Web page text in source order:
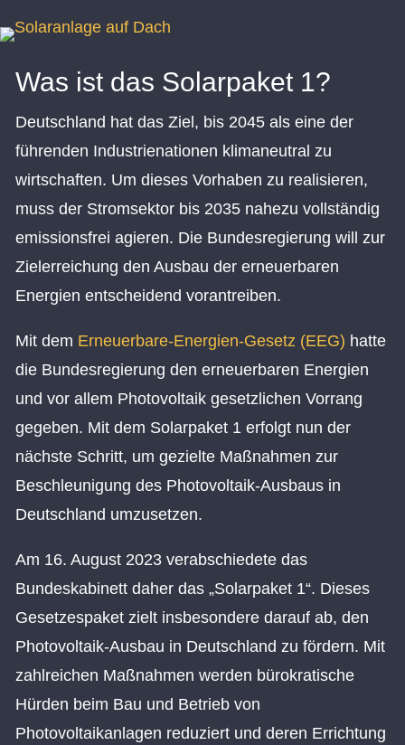
Was ist das Solarpaket 1?
Deutschland hat das Ziel, bis 2045 als eine der
führenden Industrienationen klimaneutral zu
wirtschaften. Um dieses Vorhaben zu realisieren,
muss der Stromsektor bis 2035 nahezu vollständig
emissionsfrei agieren. Die Bundesregierung will zur
Zielerreichung den Ausbau der erneuerbaren
Energien entscheidend vorantreiben.
Mit dem Erneuerbare-Energien-Gesetz (EEG) hatte
die Bundesregierung den erneuerbaren Energien
und vor allem Photovoltaik gesetzlichen Vorrang
gegeben. Mit dem Solarpaket 1 erfolgt nun der
nächste Schritt, um gezielte Maßnahmen zur
Beschleunigung des Photovoltaik-Ausbaus in
Deutschland umzusetzen.
Am 16. August 2023 verabschiedete das
Bundeskabinett daher das „Solarpaket 1“. Dieses
Gesetzespaket zielt insbesondere darauf ab, den
Photovoltaik-Ausbau in Deutschland zu fördern. Mit
zahlreichen Maßnahmen werden bürokratische
Hürden beim Bau und Betrieb von
Photovoltaikanlagen reduziert und deren Errichtung